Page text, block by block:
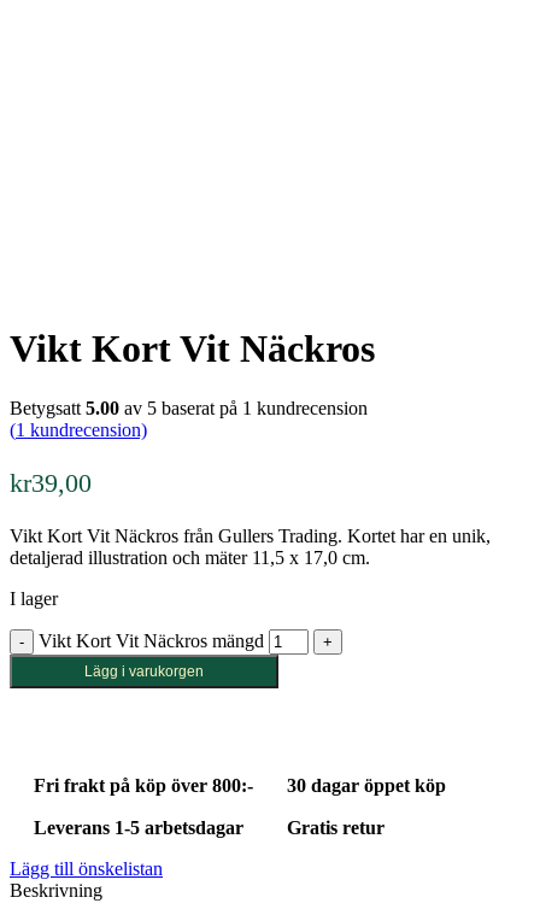
Vikt Kort Vit Näckros
Betygsatt 5.00 av 5 baserat på 1 kundrecension
(1 kundrecension)
kr39,00
Vikt Kort Vit Näckros från Gullers Trading. Kortet har en unik,
detaljerad illustration och mäter 11,5 x 17,0 cm.
I lager
Vikt Kort Vit Näckros mängd
Lägg i varukorgen
Fri frakt på köp över 800:- 30 dagar öppet köp
Leverans 1-5 arbetsdagar
Gratis retur
Lägg till önskelistan
Beskrivning